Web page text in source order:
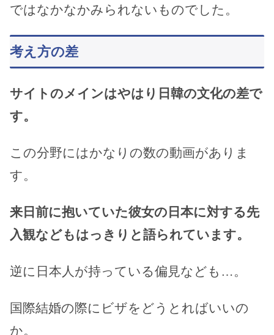
ではなかなかみられないものでした。
考え方の差
サイトのメインはやはり日韓の文化の差で
す。
この分野にはかなりの数の動画がありま
す。
来日前に抱いていた彼女の日本に対する先
入観などもはっきりと語られています。
逆に日本人が持っている偏見なども…。
国際結婚の際にビザをどうとればいいの
か。